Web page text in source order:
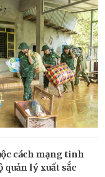
cách mạng tinh
quản lý xuất sắc